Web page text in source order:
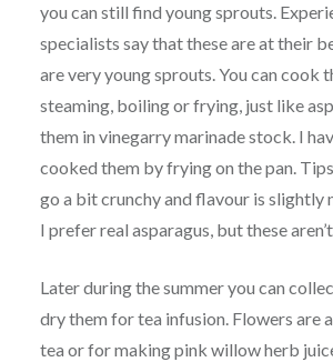
you can still find young sprouts.
specialists say that these are at their
are very young sprouts. You can cook
steaming, boiling or frying, just like
them in vinegarry marinade stock. I
cooked them by frying on the pan.
go a bit crunchy and flavour is slightly
I prefer real asparagus, but these
Later during the summer you can
dry them for tea infusion. Flowers are
tea or for making pink willow herb